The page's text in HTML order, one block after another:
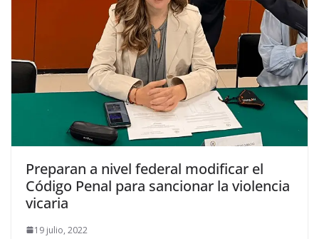
Preparan a nivel federal modificar el
Código Penal para sancionar la violencia
vicaria
19 julio, 2022